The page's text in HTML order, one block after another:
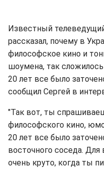
Известный
рассказал, почему в
философское кино и
шоумена, так
20 лет все было
сообщил Сергей в
"Так вот, ты
философского кино,
20 лет все было
восточного соседа. Для
очень круто, когда ты